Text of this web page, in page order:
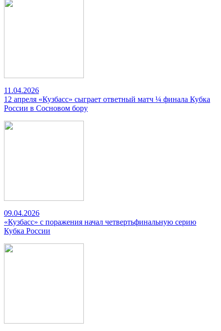
11.04.2026
12 апреля «Кузбасс» сыграет ответный матч ¼ финала Кубка
России в Сосновом бору
09.04.2026
«Кузбасс» с поражения начал четвертьфинальную серию
Кубка России